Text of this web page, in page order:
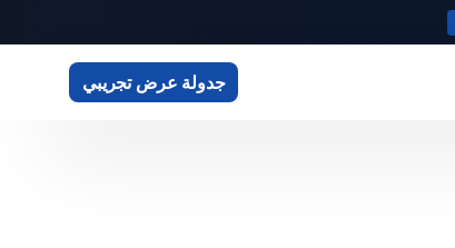
جدولة عرض تجريبي